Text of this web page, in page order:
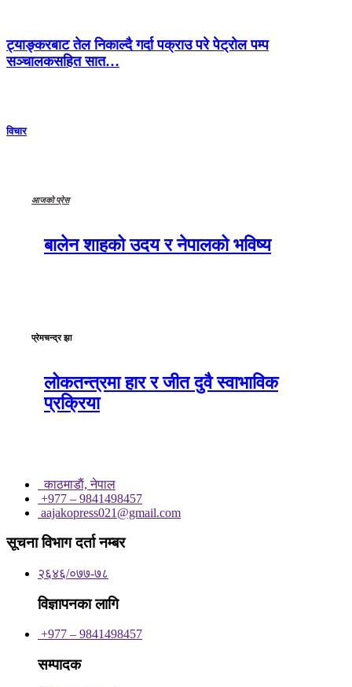
ट्याङ्करबाट तेल निकाल्दै गर्दा पक्राउ परे पेट्रोल पम्प
सञ्चालकसहित सात…
विचार
आजको प्रेस
बालेन शाहको उदय र नेपालको भविष्य
प्रेमचन्द्र झा
लोकतन्त्रमा हार र जीत दुवै स्वाभाविक
प्रक्रिया
काठमाडाैं, नेपाल
+977 – 9841498457
aajakopress021@gmail.com
सूचना विभाग दर्ता नम्बर
२६४६/०७७-७८
विज्ञापनका लागि
+977 – 9841498457
सम्पादक